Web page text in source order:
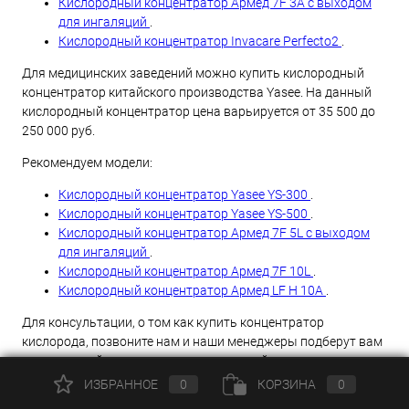
для ингаляций
Кислородный концентратор Invacare Perfecto2
Для медицинских заведений можно купить кислородный
концентратор китайского производства Yasee. На данный
кислородный концентратор цена варьируется от 35 500 до
250 000 руб.
Рекомендуем модели:
Кислородный концентратор Yasee YS-300
Кислородный концентратор Yasee YS-500
Кислородный концентратор Армед 7F 5L с выходом
для ингаляций
Кислородный концентратор Армед 7F 10L
Кислородный концентратор Армед LF H 10А
Для консультации, о том как купить концентратор
кислорода, позвоните нам и наши менеджеры подберут вам
кислородный концентратор отвечающий вашим
потребностям.ИЗБРАННОЕ 0 КОРЗИНА 0